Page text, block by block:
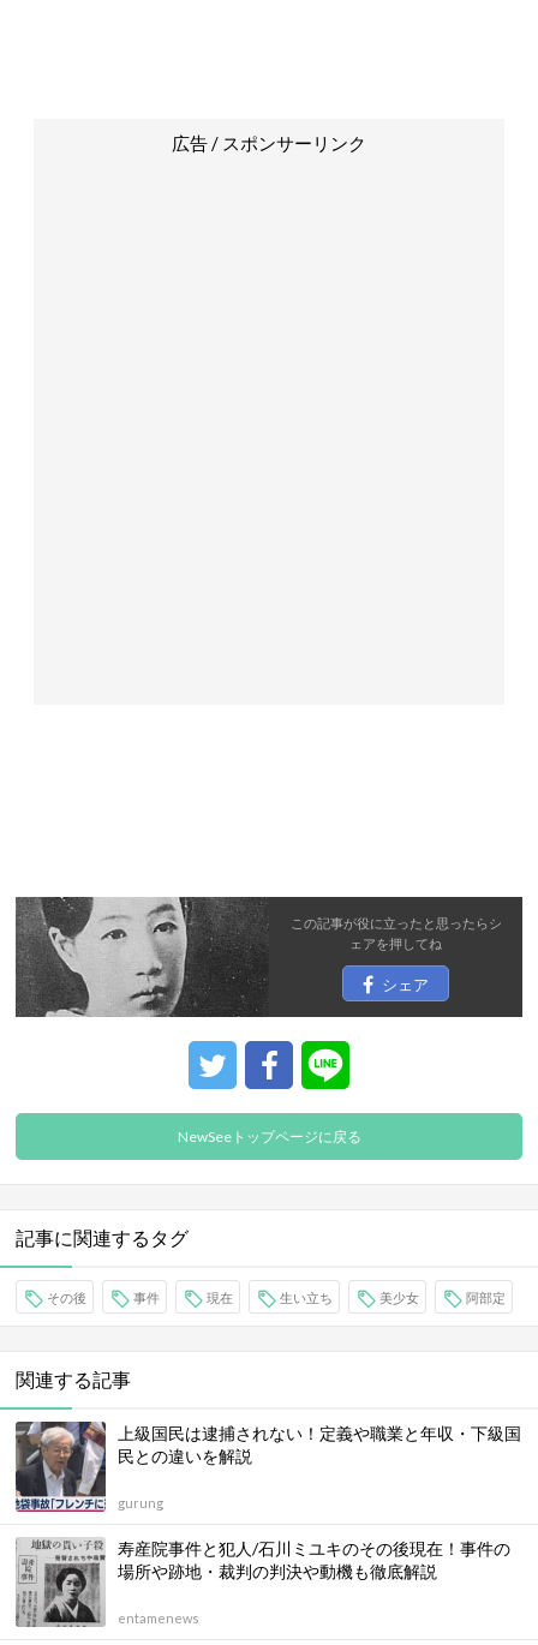
広告 / スポンサーリンク
この記事が役に立ったと思ったら シ
ェアを押してね
シェア
NewSeeトップページに戻る
記事に関連するタグ
その後 事件 現在 生い立ち 美少女 阿部定
関連する記事
上級国民は逮捕されない！定義や職業と年収・下級国
民との違いを解説
gurung
寿産院事件と犯人/石川ミユキのその後現在！事件の
場所や跡地・裁判の判決や動機も徹底解説
entamenews